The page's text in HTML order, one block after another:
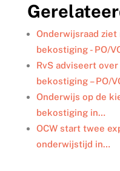
e
d
I
n
b
o
o
k
t
e
r
l
n
Onderwijsraad
bekostiging - PO/
RvS adviseert
bekostiging – PO/
Onderwijs op de
bekostiging in…
OCW start twee
onderwijstijd in…